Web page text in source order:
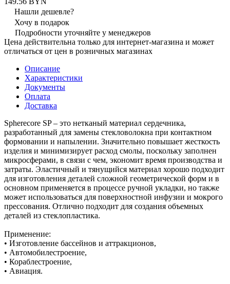
Нашли дешевле?
Хочу в подарок
Подробности уточняйте у менеджеров
Цена действительна только для интернет-магазина и может
отличаться от цен в розничных магазинах
Описание
Характеристики
Документы
Оплата
Доставка
Spherecore SP – это нетканый материал сердечника,
разработанный для замены стекловолокна при контактном
формовании и напылении. Значительно повышает жесткость
изделия и минимизирует расход смолы, поскольку заполнен
микросферами, в связи с чем, экономит время производства и
затраты. Эластичный и тянущийся материал хорошо подходит
для изготовления деталей сложной геометрической форм и в
основном применяется в процессе ручной укладки, но также
может использоваться для поверхностной инфузии и мокрого
прессования. Отлично подходит для создания объемных
деталей из стеклопластика.
Применение:
• Изготовление бассейнов и аттракционов,
• Автомобилестроение,
• Кораблестроение,
• Авиация.